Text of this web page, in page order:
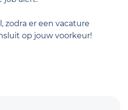
zodra er een vacature
op jouw voorkeur!